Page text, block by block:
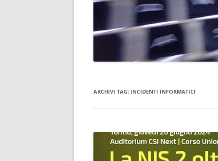
PROTEZIONE DATI E PRIVACY
RECUPERO DATI
CONSULENTE INFORMATICO
ARCHIVI TAG: INCIDENTI INFORMATICI